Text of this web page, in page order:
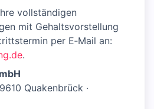
vollständigen
mit Gehaltsvorstellung
per E‑Mail an:
.
Quakenbrück ·